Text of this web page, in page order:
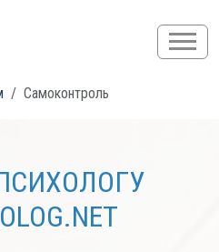
Самоконтроль